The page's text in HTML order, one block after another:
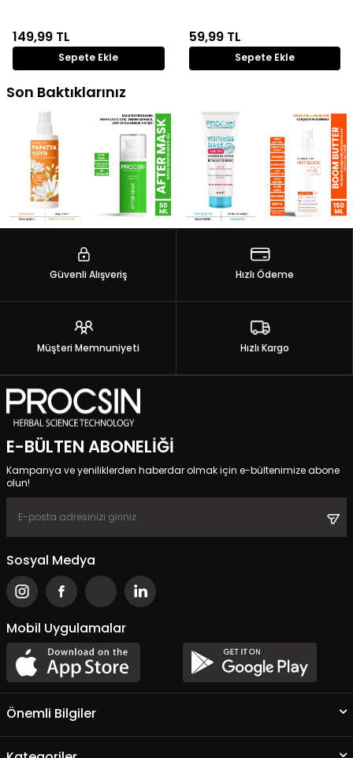
149,99 TL
Sepete Ekle
59,99TL
Sepete Ekle
Son Baktıklarınız
Güvenli Alışveriş Hızlı Ödeme
Müşteri Memnuniyeti Hızlı Kargo
E-BÜLTEN ABONELIĞI
Kampanya ve yeniliklerden haberdar olmak için e-bültenimize abone
olun!
Sosyal Medya
Mobil Uygulamalar
Önemli Bilgiler